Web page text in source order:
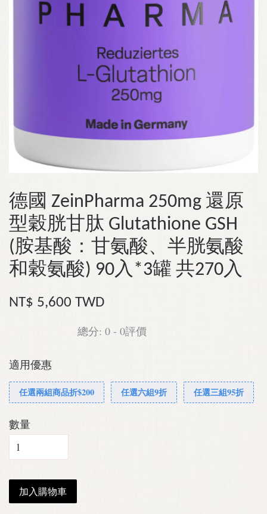
德國 ZeinPharma 250mg 還原
型穀胱甘肽 Glutathione GSH
(胺基酸：甘氨酸、半胱氨酸
和穀氨酸) 90入*3罐 共270入
NT$ 5,600 TWD
總分: 0 - 0評價
適用優惠
任選兩組商品折$200 任選六組9折 任選三組95折
數量
加入購物車